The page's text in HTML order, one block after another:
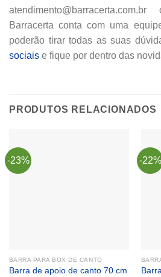
Barracerta conta com uma
poderão tirar todas as suas
sociais e fique por dentro das
PRODUTOS RELACIONADOS
-23%
BARRA PARA BOX DE CANTO
Barra de apoio de canto 70 cm
-22%